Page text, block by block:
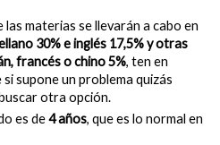
las materias se llevarán a cabo en
30% e inglés 17,5% y otras
francés o chino 5%, ten en
supone un problema quizás
otra opción.
es de4 años, que es lo normal en